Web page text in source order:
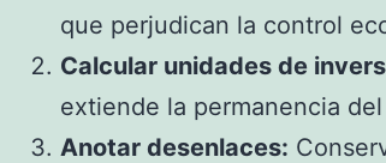
que perjudican la control
Calcular unidades de
extiende la permanencia
Anotar desenlaces: